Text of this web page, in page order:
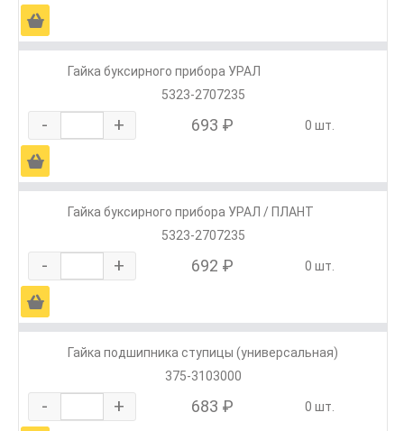
Ä
Гайка буксирного прибора УРАЛ
5323-2707235
- + 693 ₽ 0 шт.
Ä
Гайка буксирного прибора УРАЛ / ПЛАНТ
5323-2707235
- + 692 ₽ 0 шт.
Ä
Гайка подшипника ступицы (универсальная)
375-3103000
- + 683 ₽ 0 шт.